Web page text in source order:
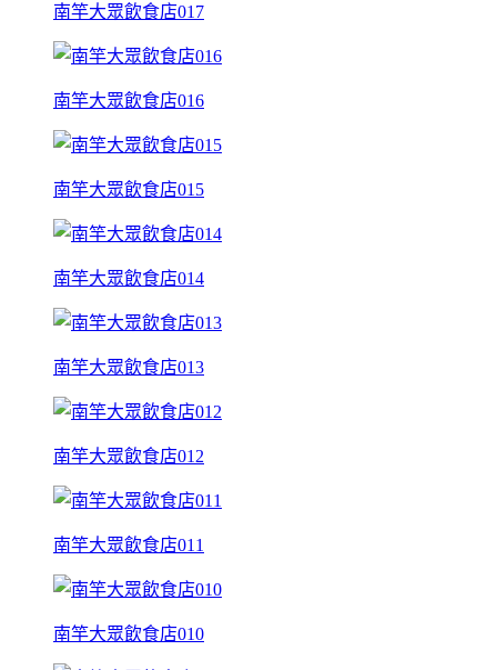
南竿大眾飲食店017
南竿大眾飲食店016
南竿大眾飲食店015
南竿大眾飲食店014
南竿大眾飲食店013
南竿大眾飲食店012
南竿大眾飲食店011
南竿大眾飲食店010